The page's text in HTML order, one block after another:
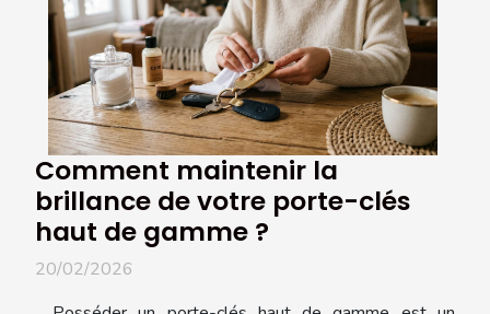
Comment maintenir la
brillance de votre porte-clés
haut de gamme ?
20/02/2026